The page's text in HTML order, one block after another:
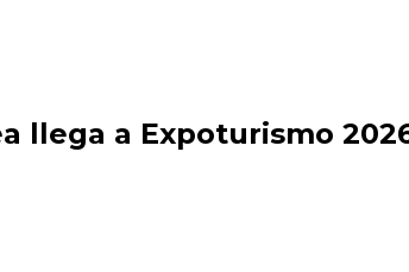
llega a Expoturismo